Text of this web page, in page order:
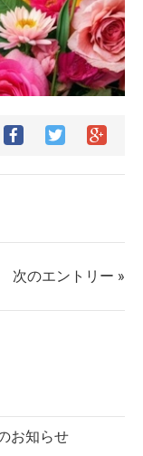
Facebook
で
Twitter
で
シ
次のエントリー »
お知らせ